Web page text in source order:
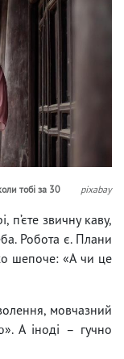
тобі за 30 pixabay
п’єте звичну каву,
Робота є. Плани
шепоче: «А чи це
мовчазний
А іноді – гучно